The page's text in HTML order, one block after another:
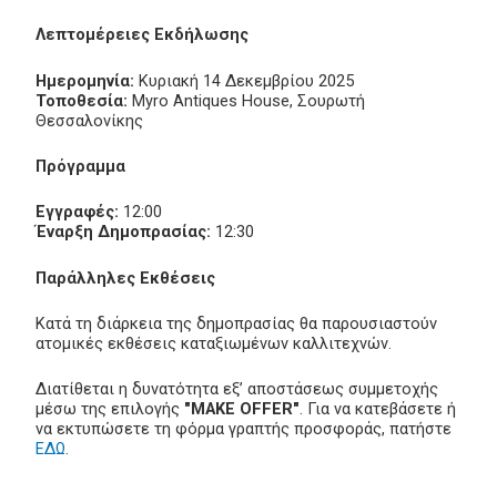
Λεπτομέρειες Εκδήλωσης
Ημερομηνία: Κυριακή 14 Δεκεμβρίου 2025
Τοποθεσία: Myro Antiques House, Σουρωτή
Θεσσαλονίκης
Πρόγραμμα
Εγγραφές: 12:00
Έναρξη Δημοπρασίας: 12:30
Παράλληλες Εκθέσεις
Κατά τη διάρκεια της δημοπρασίας θα παρουσιαστούν
ατομικές εκθέσεις καταξιωμένων καλλιτεχνών.
Διατίθεται η δυνατότητα εξ’ αποστάσεως συμμετοχής
μέσω της επιλογής "MAKE OFFER". Για να κατεβάσετε ή
να εκτυπώσετε τη φόρμα γραπτής προσφοράς, πατήστε
ΕΔΩ.